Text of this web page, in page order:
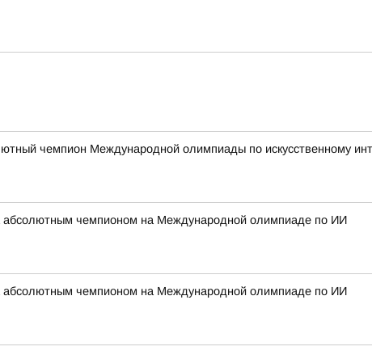
чемпион Международной олимпиады по искусственному
абсолютным чемпионом на Международной олимпиаде по ИИ
абсолютным чемпионом на Международной олимпиаде по ИИ